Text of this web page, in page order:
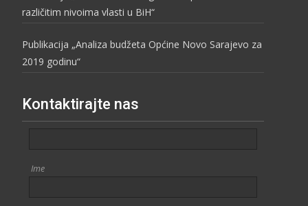
različitim nivoima vlasti u BiH“
Publikacija „Analiza budžeta Općine Novo Sarajevo za
2019 godinu“
Kontaktirajte nas
Ime